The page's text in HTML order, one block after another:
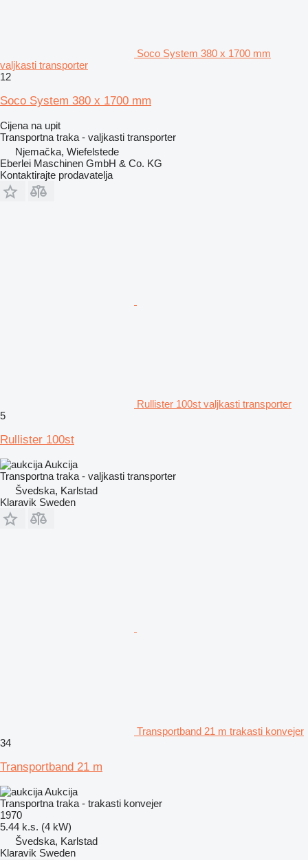
Soco System 380 x 1700 mm
valjkasti transporter
12
Soco System 380 x 1700 mm
Cijena na upit
Transportna traka - valjkasti transporter
Njemačka, Wiefelstede
Eberlei Maschinen GmbH & Co. KG
Kontaktirajte prodavatelja
Rullister 100st valjkasti transporter
5
Rullister 100st
Aukcija
Transportna traka - valjkasti transporter
Švedska, Karlstad
Klaravik Sweden
Transportband 21 m trakasti konvejer
34
Transportband 21 m
Aukcija
Transportna traka - trakasti konvejer
1970
5.44 k.s. (4 kW)
Švedska, Karlstad
Klaravik Sweden